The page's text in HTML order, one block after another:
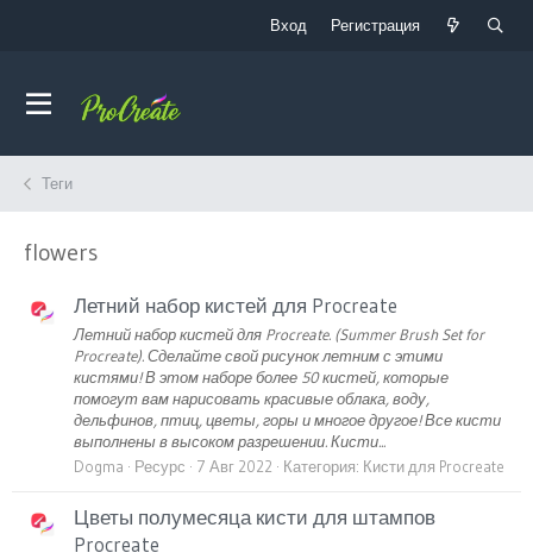
Вход Регистрация
Теги
flowers
Летний набор кистей для Procreate
Летний набор кистей для Procreate. (Summer Brush Set for
Procreate). Сделайте свой рисунок летним с этими
кистями! В этом наборе более 50 кистей, которые
помогут вам нарисовать красивые облака, воду,
дельфинов, птиц, цветы, горы и многое другое! Все кисти
выполнены в высоком разрешении. Кисти...
Dogma
Ресурс 7 Авг 2022 Категория: Кисти для Procreate
Цветы полумесяца кисти для штампов
Procreate